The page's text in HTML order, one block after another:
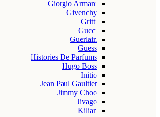
Giorgio Armani
Givenchy
Gritti
Gucci
Guerlain
Guess
Histories De Parfums
Hugo Boss
Initio
Jean Paul Gaultier
Jimmy Choo
Jivago
Kilian